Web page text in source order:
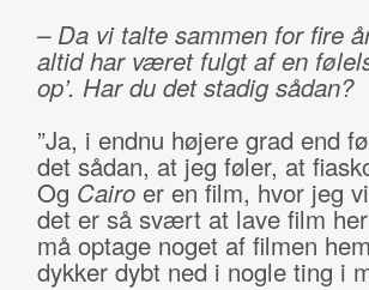
– Da vi talte sammen for fire
altid har været fulgt af en
op’. Har du det stadig sådan?
”Ja, i endnu højere grad end
det sådan, at jeg føler, at
Og Cairoer en film, hvor jeg
det er så svært at lave film
må optage noget af filmen
dykker dybt ned i nogle ting i